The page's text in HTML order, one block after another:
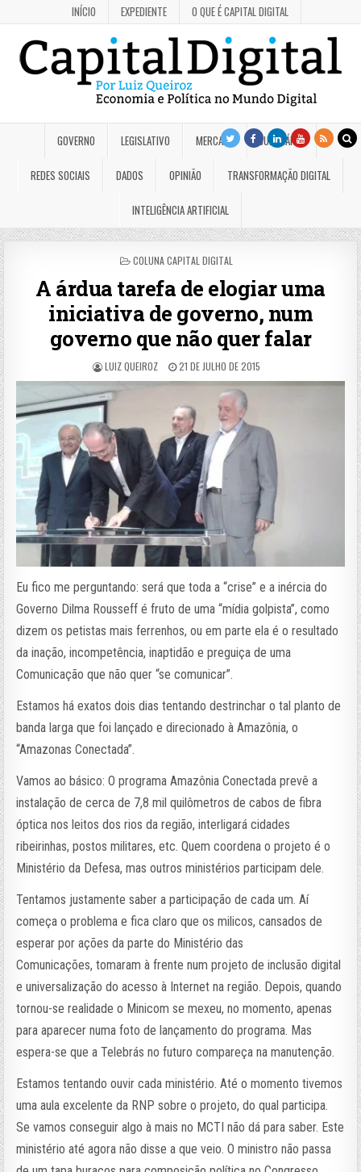
INÍCIO EXPEDIENTE O QUE É CAPITAL DIGITAL
GOVERNO LEGISLATIVO MERCADO JUDICIÁRIO
REDES SOCIAIS DADOS OPINIÃO TRANSFORMAÇÃO DIGITAL
INTELIGÊNCIA ARTIFICIAL
POSTED
COLUNA CAPITAL DIGITAL
A árdua tarefa de elogiar uma
iniciativa de governo, num
governo que não quer falar
LUIZ QUEIROZ 21 DE JULHO DE 2015
Eu fico me perguntando: será que toda a “crise” e a inércia do
Governo Dilma Rousseff é fruto de uma “mídia golpista”, como
dizem os petistas mais ferrenhos, ou em parte ela é o resultado
da inação, incompetência, inaptidão e preguiça de uma
Comunicação que não quer “se comunicar”.
Estamos há exatos dois dias tentando destrinchar o tal planto de
banda larga que foi lançado e direcionado à Amazônia, o
“Amazonas Conectada”.
Vamos ao básico: O programa Amazônia Conectada prevê a
instalação de cerca de 7,8 mil quilômetros de cabos de fibra
óptica nos leitos dos rios da região, interligará cidades
ribeirinhas, postos militares, etc. Quem coordena o projeto é o
Ministério da Defesa, mas outros ministérios participam dele.
Tentamos justamente saber a participação de cada um. Aí
começa o problema e fica claro que os milicos, cansados de
esperar por ações da parte do Ministério das
Comunicações, tomaram à frente num projeto de inclusão digital
e universalização do acesso à Internet na região. Depois, quando
tornou-se realidade o Minicom se mexeu, no momento, apenas
para aparecer numa foto de lançamento do programa. Mas
espera-se que a Telebrás no futuro compareça na manutenção.
Estamos tentando ouvir cada ministério. Até o momento tivemos
uma aula excelente da RNP sobre o projeto, do qual participa.
Se vamos conseguir algo à mais no MCTI não dá para saber. Este
ministério até agora não disse a que veio. O ministro não passa